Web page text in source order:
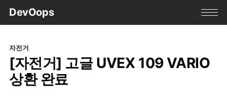
DevOops
자전거
[자전거] 고글 UVEX 109 VARIO
상환 완료